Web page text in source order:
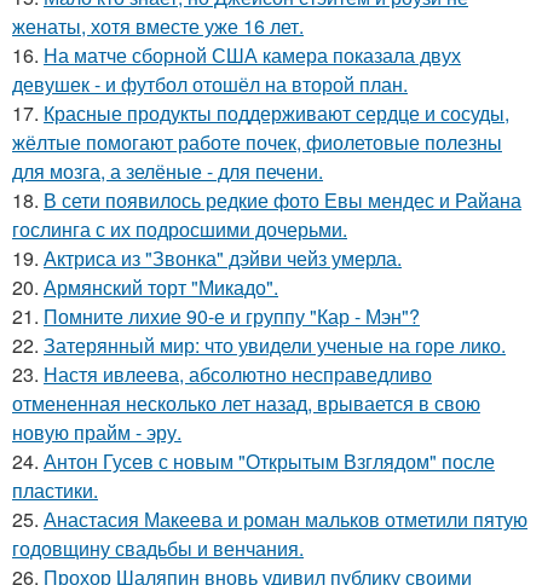
женаты, хотя вместе уже 16 лет.
16. На матче сборной США камера показала двух
девушек - и футбол отошёл на второй план.
17. Красные продукты поддерживают сердце и сосуды,
жёлтые помогают работе почек, фиолетовые полезны
для мозга, а зелёные - для печени.
18. В сети появилось редкие фото Евы мендес и Райана
гослинга с их подросшими дочерьми.
19. Актриса из "Звонка" дэйви чейз умерла.
20. Армянский торт "Микадо".
21. Помните лихие 90-е и группу "Кар - Мэн"?
22. Затерянный мир: что увидели ученые на горе лико.
23. Настя ивлеева, абсолютно несправедливо
отмененная несколько лет назад, врывается в свою
новую прайм - эру.
24. Антон Гусев с новым "Открытым Взглядом" после
пластики.
25. Анастасия Макеева и роман мальков отметили пятую
годовщину свадьбы и венчания.
26. Прохор Шаляпин вновь удивил публику своими